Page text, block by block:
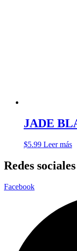
JADE
$5.99 Leer más
Redes sociales
Facebook